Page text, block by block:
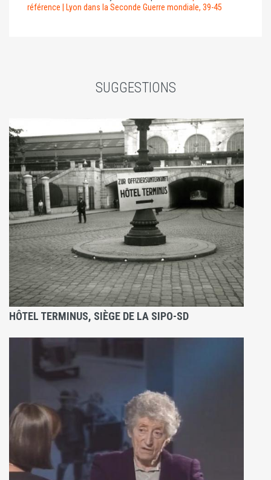
référence | Lyon dans la Seconde Guerre mondiale, 39-45
SUGGESTIONS
HÔTEL TERMINUS, SIÈGE DE LA SIPO-SD